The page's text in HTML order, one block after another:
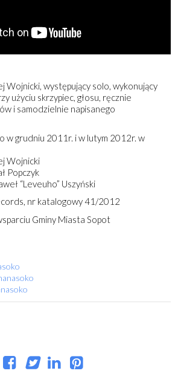
Wojnicki, występujący solo, wykonujący
użyciu skrzypiec, głosu, ręcznie
i samodzielnie napisanego
w grudniu 2011r. i w lutym 2012r. w
Wojnicki
Popczyk
“Leveuho” Uszyński
nr katalogowy 41/2012
Gminy Miasta Sopot